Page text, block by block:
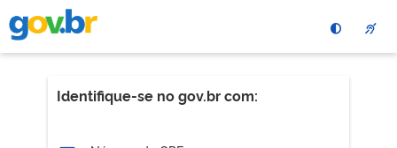
para
conteÃºdo
Identifique-se no gov.br com: